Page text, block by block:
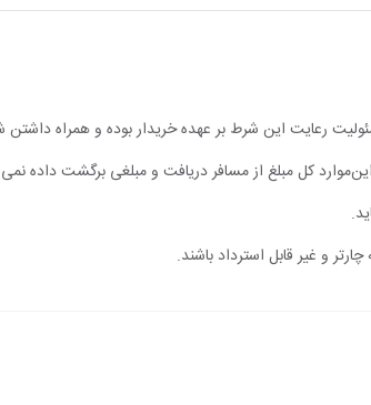
رعایت این شرط بر عهده خریدار بوده و همراه
این‌موارد کل مبلغ از مسافر دریافت و مبلغی برگشت داده
و غیر قابل استرداد باشند.